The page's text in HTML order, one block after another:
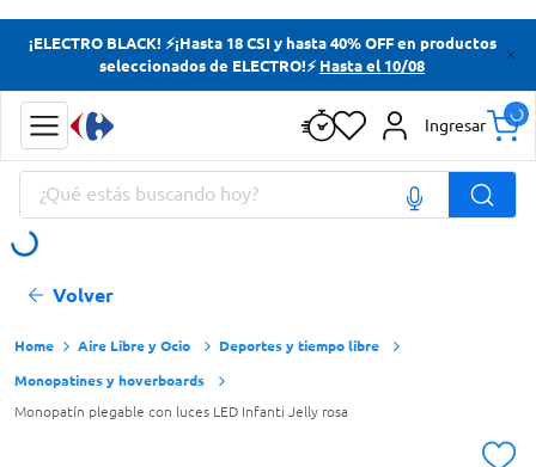
¡ELECTRO BLACK! ⚡¡Hasta 18 CSI y hasta 40% OFF en productos
seleccionados de ELECTRO!⚡ Hasta el 10/08
Ingresar
¿Qué estás buscando hoy?
Volver
Aire Libre y Ocio
Deportes y tiempo libre
Monopatines y hoverboards
Monopatín plegable con luces LED Infanti Jelly rosa
Términos más buscados
Yerba
Cerveza
Doves
Papas Fritas
Términos más buscados
Cerveza
Doves
Papas Fritas